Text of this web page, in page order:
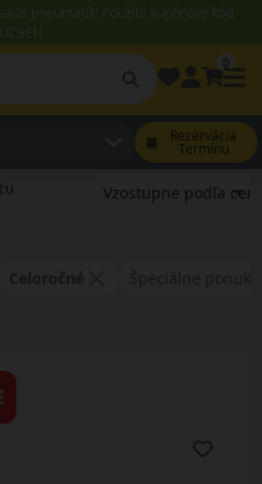
pneumatík! Použite kupónový kód
Rezervácia
Termínu